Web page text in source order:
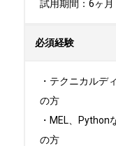
試用期間：6ヶ月
必須経験
・テクニカルデ
の方
・MEL、Python
の方